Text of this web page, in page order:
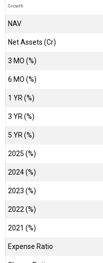
Growth
NAV
Net Assets (Cr)
3 MO (%)
6 MO (%)
1 YR (%)
3 YR (%)
5 YR (%)
2025 (%)
2024 (%)
2023 (%)
2022 (%)
2021 (%)
Expense Ratio